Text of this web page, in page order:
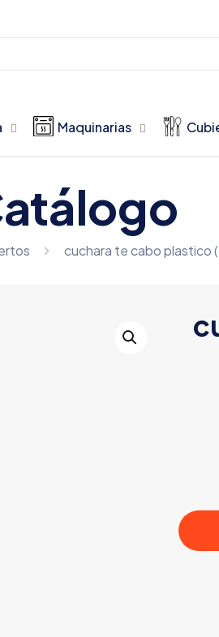
Maquinarias
cuchara te cabo plastico